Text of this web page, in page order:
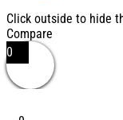
Click outside to hide
Compare
0